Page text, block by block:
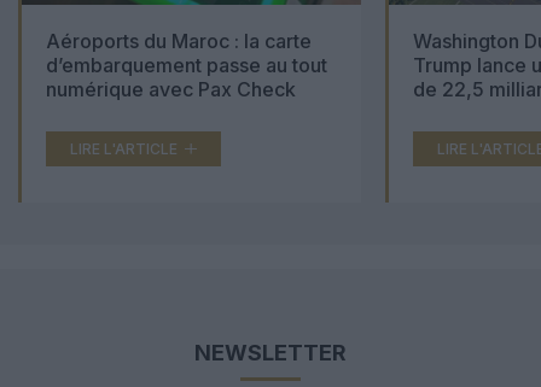
Aéroports du Maroc : la carte
d’embarquement passe au tout
numérique avec Pax Check
LIRE L'ARTICLE
Washington
Trump lance
de 22,5
LIRE
NEWSLETTER